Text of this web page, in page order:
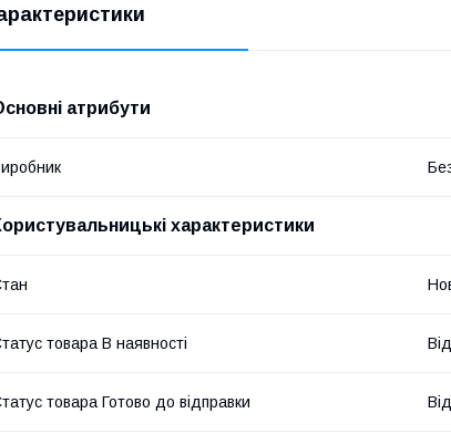
атрибути
характеристики
товара В наявності
товара Готово до відправки